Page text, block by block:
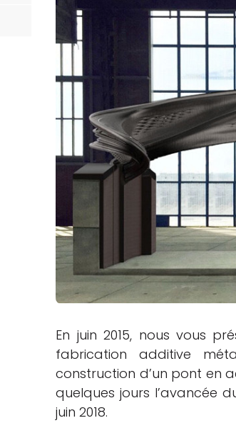
En juin 2015, nous vous
fabrication additive
construction d’un pont en
quelques jours l’avancée
juin 2018.